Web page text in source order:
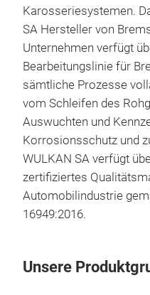
Karosseriesystemen.
SA Hersteller von
Unternehmen verfügt
Bearbeitungslinie für
sämtliche Prozesse
vom Schleifen des
Auswuchten und
Korrosionsschutz und
WULKAN SA verfügt
zertifiziertes
Automobilindustrie
16949:2016.
Unsere